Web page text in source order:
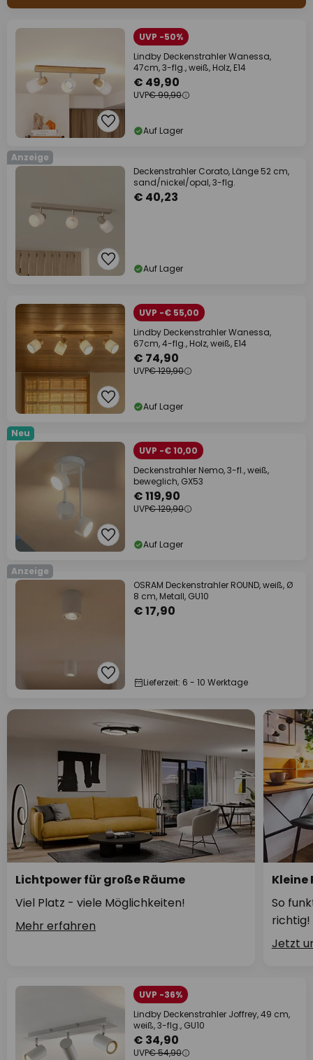
UVP -50%
Lindby Deckenstrahler Wanessa,
47cm, 3-flg., weiß, Holz, E14
€ 49,90
UVP€ 99,90
Auf Lager
Anzeige
Deckenstrahler Corato, Länge 52 cm,
sand/nickel/opal, 3-flg.
€ 40,23
Auf Lager
UVP -€ 55,00
Lindby Deckenstrahler Wanessa,
67cm, 4-flg., Holz, weiß, E14
€ 74,90
UVP€ 129,90
Auf Lager
Neu
UVP -€ 10,00
Deckenstrahler Nemo, 3-fl., weiß,
beweglich, GX53
€ 119,90
UVP€ 129,90
Auf Lager
Anzeige
OSRAM Deckenstrahler ROUND, weiß, Ø
8 cm, Metall, GU10
€ 17,90
Lieferzeit: 6 - 10 Werktage
Lichtpower für große Räume
Viel Platz - viele Möglichkeiten!
Mehr erfahren
Kleine
So
richtig!
Jetzt
UVP -36%
Lindby Deckenstrahler Joffrey, 49 cm,
weiß, 3-flg., GU10
€ 34,90
UVP€ 54,90